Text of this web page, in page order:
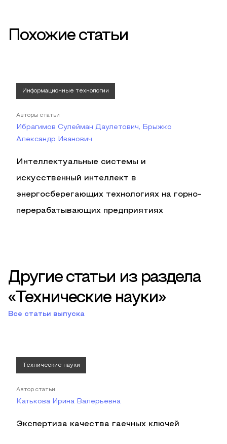
Похожие статьи
Информационные технологии
Авторы статьи
Ибрагимов Сулейман Даулетович, Брыжко
Александр Иванович
Интеллектуальные системы и
искусственный интеллект в
энергосберегающих технологиях на горно-
перерабатывающих предприятиях
Другие статьи из раздела
«Технические науки»
Все статьи выпуска
Технические науки
Автор статьи
Катькова Ирина Валерьевна
Экспертиза качества гаечных ключей